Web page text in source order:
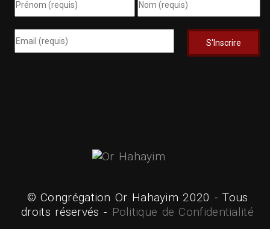
© Congrégation Or Hahayim 2020 - Tous
droits réservés - Politique de Confidentialité